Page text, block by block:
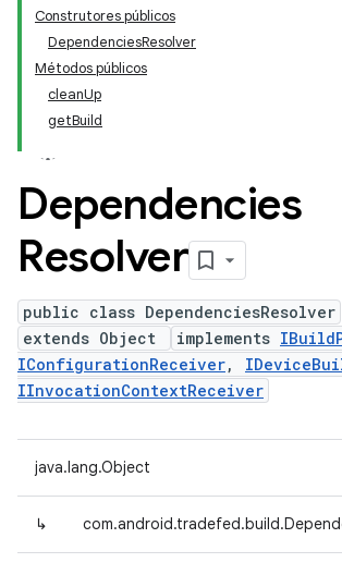
Construtores públicos
DependenciesResolver
Métodos públicos
cleanUp
getBuild
Dependencies
Resolver
public class DependenciesResolver
extends Object
implements
IConfigurationReceiver,
IInvocationContextReceiver
java.lang.Object
↳